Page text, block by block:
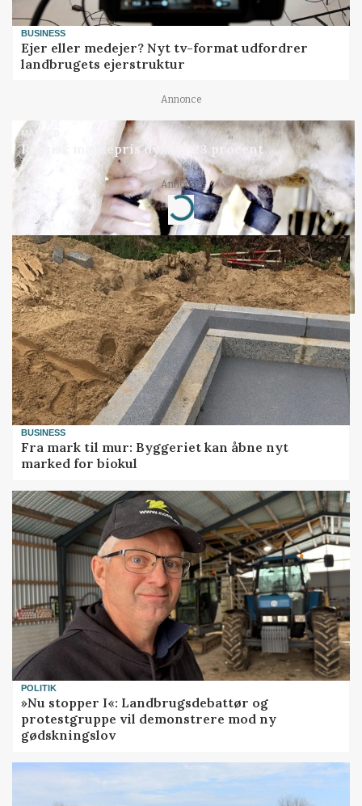
BUSINESS
Ejer eller medejer? Nyt tv-format udfordrer
landbrugets ejerstruktur
Annonce
MARKED
Russisk mælkepris dykker 23 procent
Annonce
Loading...
BUSINESS
Fra mark til mur: Byggeriet kan åbne nyt
marked for biokul
POLITIK
»Nu stopper I«: Landbrugsdebattør og
protestgruppe vil demonstrere mod ny
gødskningslov